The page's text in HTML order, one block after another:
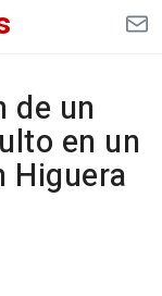
de un
en un
Higuera